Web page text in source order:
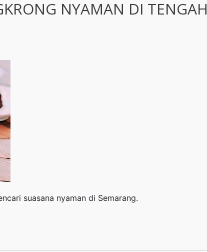
NYAMAN DI TENGAH
suasana nyaman di Semarang.